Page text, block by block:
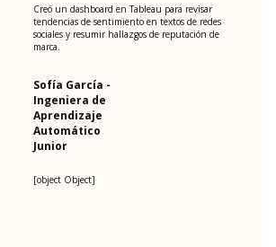
Creó un dashboard en Tableau para revisar
tendencias de sentimiento en textos de redes
sociales y resumir hallazgos de reputación de
marca.
Sofía García -
Ingeniera de
Aprendizaje
Automático
Junior
[object Object]